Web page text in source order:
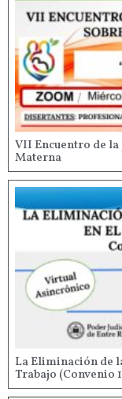
VII Encuentro de
Materna
La Eliminación de
Trabajo (Convenio